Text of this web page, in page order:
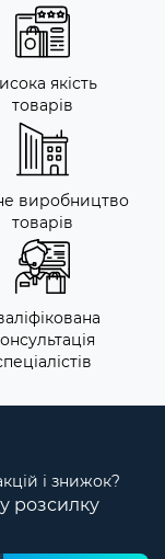
якість
товарів
виробництво
товарів
і знижок?
розсилку